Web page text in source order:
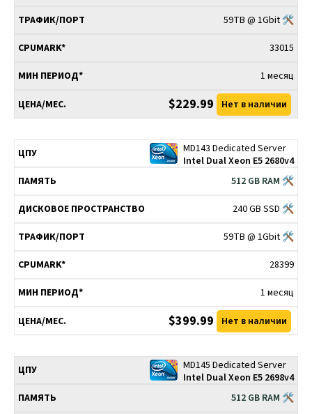
59TB @ 1Gbit 🛠
33015
1 месяц
$229.99 Нет в наличии
MD143 Dedicated Server
Intel Dual Xeon E5 2680v4
512 GB RAM 🛠
240 GB SSD 🛠
59TB @ 1Gbit 🛠
28399
1 месяц
$399.99 Нет в наличии
MD145 Dedicated Server
Intel Dual Xeon E5 2698v4
512 GB RAM 🛠